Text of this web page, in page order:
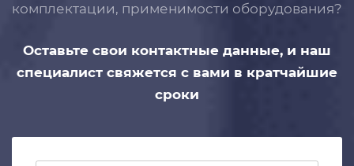
комплектации, применимости оборудования?
Оставьте свои контактные данные, и наш
специалист свяжется с вами в кратчайшие
сроки